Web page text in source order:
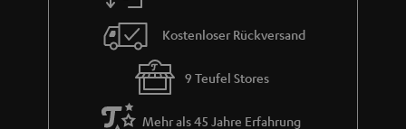
Kostenloser Rückversand
9 Teufel Stores
Mehr als 45 Jahre Erfahrung